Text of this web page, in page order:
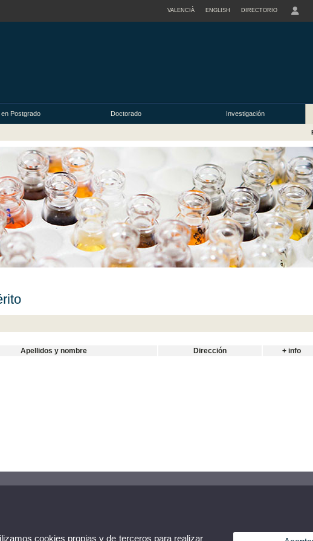
VALENCIÀ ENGLISH DIRECTORIO
Postgrado Doctorado Investigación
Apellidos y nombre Dirección + info
cookies propias y de terceros para realizar